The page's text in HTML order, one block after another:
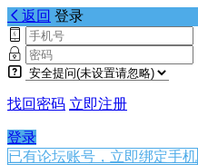
返回 登录
找回密码 立即注册
登录
已有论坛账号，立即绑定手机